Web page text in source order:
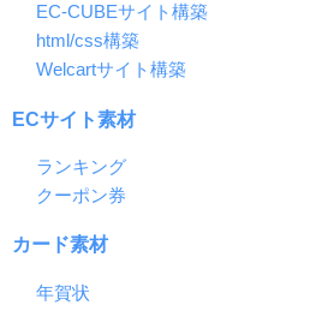
EC-CUBEサイト構築
html/css構築
Welcartサイト構築
ECサイト素材
ランキング
クーポン券
カード素材
年賀状